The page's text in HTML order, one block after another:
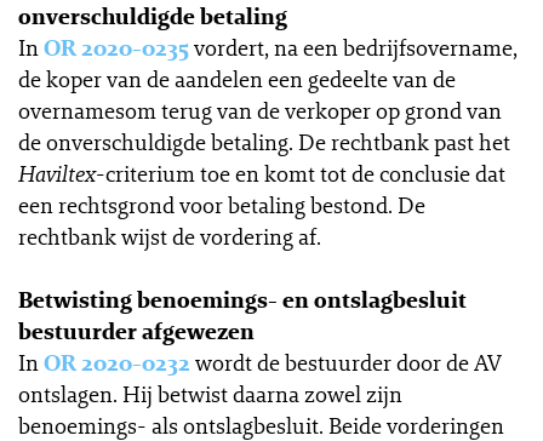
onverschuldigde betaling
InOR 2020-0235vordert, na een bedrijfsovername,
de koper van de aandelen een gedeelte van de
overnamesom terug van de verkoper op grond van
de onverschuldigde betaling. De rechtbank past het
Haviltex-criterium toe en komt tot de conclusie dat
een rechtsgrond voor betaling bestond. De
rechtbank wijst de vordering af.
Betwisting benoemings- en ontslagbesluit
bestuurder afgewezen
InOR 2020-0232 wordt de bestuurder door de AV
ontslagen. Hij betwist daarna zowel zijn
benoemings- als ontslagbesluit. Beide vorderingen